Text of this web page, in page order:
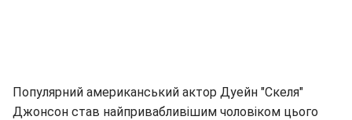
Популярний американський актор Дуейн "Скеля"
Джонсон став найпривабливішим чоловіком цього